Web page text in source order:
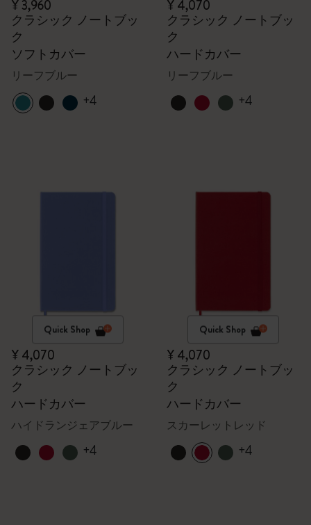
¥ 3,960
クラシック ノートブッ
ク
ソフトカバー
リーフブルー
+4
¥ 4,070
クラシック ノートブッ
ク
ハードカバー
リーフブルー
+4
Quick Shop
¥ 4,070
クラシック ノートブッ
ク
ハードカバー
ハイドランジェアブルー
+4
Quick Shop
¥ 4,070
クラシック ノートブッ
ク
ハードカバー
スカーレットレッド
+4